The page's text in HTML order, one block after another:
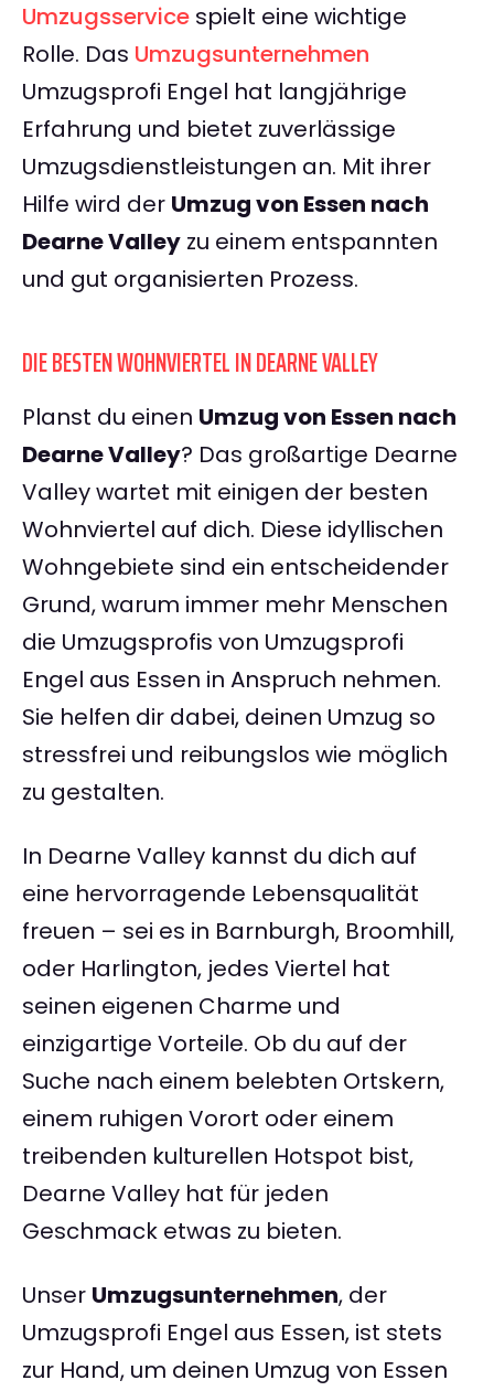
Umzugsservice spielt eine wichtige
Rolle. Das Umzugsunternehmen
Umzugsprofi Engel hat langjährige
Erfahrung und bietet zuverlässige
Umzugsdienstleistungen an. Mit ihrer
Hilfe wird der Umzug von Essen nach
Dearne Valley zu einem entspannten
und gut organisierten Prozess.
DIE BESTEN WOHNVIERTEL IN DEARNE VALLEY
Planst du einen Umzug von Essen nach
Dearne Valley? Das großartige Dearne
Valley wartet mit einigen der besten
Wohnviertel auf dich. Diese idyllischen
Wohngebiete sind ein entscheidender
Grund, warum immer mehr Menschen
die Umzugsprofis von Umzugsprofi
Engel aus Essen in Anspruch nehmen.
Sie helfen dir dabei, deinen Umzug so
stressfrei und reibungslos wie möglich
zu gestalten.
In Dearne Valley kannst du dich auf
eine hervorragende Lebensqualität
freuen – sei es in Barnburgh, Broomhill,
oder Harlington, jedes Viertel hat
seinen eigenen Charme und
einzigartige Vorteile. Ob du auf der
Suche nach einem belebten Ortskern,
einem ruhigen Vorort oder einem
treibenden kulturellen Hotspot bist,
Dearne Valley hat für jeden
Geschmack etwas zu bieten.
Unser Umzugsunternehmen, der
Umzugsprofi Engel aus Essen, ist stets
zur Hand, um deinen Umzug von Essen